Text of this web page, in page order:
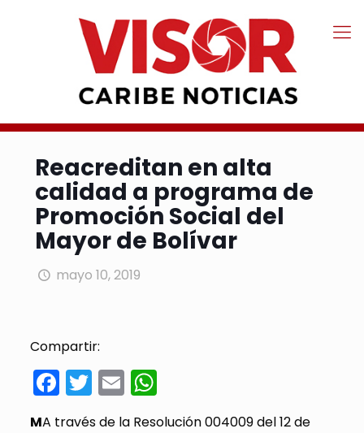
Reacreditan en alta
calidad a programa de
Promoción Social del
Mayor de Bolívar
mayo 10, 2019
Compartir:
Facebook
Twitter
EmailWhatsApp
MA través de la Resolución 004009 del 12 de